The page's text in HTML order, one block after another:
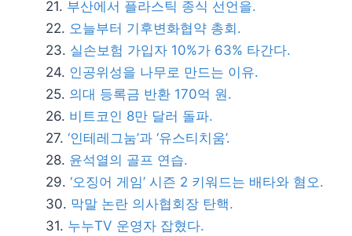
부산에서 플라스틱 종식 선언을.
오늘부터 기후변화협약 총회.
실손보험 가입자 10%가 63% 타간다.
인공위성을 나무로 만드는 이유.
의대 등록금 반환 170억 원.
비트코인 8만 달러 돌파.
‘인테레그눔’과 ‘유스티치움’.
윤석열의 골프 연습.
‘오징어 게임’ 시즌 2 키워드는 배타와 혐오.
막말 논란 의사협회장 탄핵.
누누TV 운영자 잡혔다.